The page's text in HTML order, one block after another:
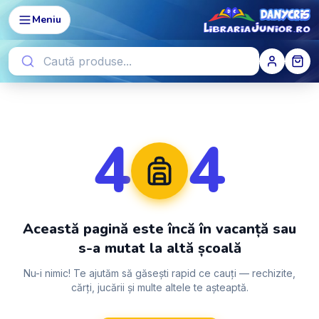
Meniu
4 4
Această pagină este încă în vacanță sau
s-a mutat la altă școală
Nu-i nimic! Te ajutăm să găsești rapid ce cauți — rechizite,
cărți, jucării și multe altele te așteaptă.